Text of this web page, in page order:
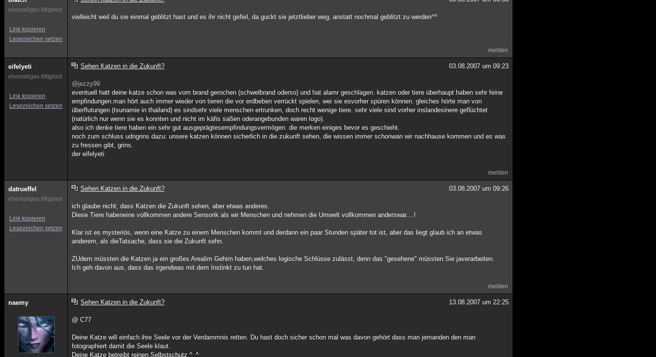
ehemaliges Mitglied
Link kopieren
Lesezeichen setzen
vielleicht weil du sie einmal geblitzt hast und es ihr nicht gefiel, da guckt sie jetztlieber weg, anstatt nochmal geblitzt zu werden^^
melden
eifelyeti
ehemaliges Mitglied
Link kopieren
Lesezeichen setzen
Sehen Katzen in die Zukunft? 03.08.2007 um 09:23
@jezzy99
eventuell hatt deine katze schon was vom brand gerochen (schwelbrand oderso) und hat alamr geschlagen. katzen oder tiere überhaupt haben sehr feine
empfindungen.man hört auch immer wieder von tieren die vor erdbeben verrückt spielen, wei sie esvorher spüren können. gleiches hörte man von
überflutungen (tsunamie in thailand) es sindsehr viele menschen ertrunken, doch recht wenige tiere. sehr viele sind vorher inslandesinere geflüchtet
(natürlich nur wenn sie es konnten und nicht im käfis saßen oderangebunden waren logo).
also ich denke tiere haben ein sehr gut ausgeprägtesempfindungsvermögen. die merken einiges bevor es geschieht.
noch zum schluss udngrins dazu: unsere katzen können sicherlich in die zukunft sehen, die wissen immer schonwan wir nachhause kommen und es was
zu fressen gibt, grins.
der eifelyeti
melden
datrueffel
ehemaliges Mitglied
Link kopieren
Lesezeichen setzen
Sehen Katzen in die Zukunft? 03.08.2007 um 09:26
ich glaube nicht, dass Katzen die Zukunft sehen, aber etwas anderes.
Diese Tiere habeneine vollkommen andere Sensorik als wir Menschen und nehmen die Umwelt vollkommen anderswar....!
Klar ist es mysteriös, wenn eine Katze zu einem Menschen kommt und derdann ein paar Stunden später tot ist, aber das liegt glaub ich an etwas
anderem, als dieTatsache, dass sie die Zukunft sehn.
ZUdem müssten die Katzen ja ein großes Arealim Gehirn haben,welches logische Schlüsse zulässt, denn das "gesehene" müssten Sie javerarbeiten.
Ich geh davon aus, dass das irgendwas mit dem Instinkt zu tun hat.
melden
naemy Sehen Katzen in die Zukunft? 13.08.2007 um 22:25
@ C77
Deine Katze will einfach ihre Seele vor der Verdammnis retten. Du hast doch sicher schon mal was davon gehört dass man jemanden den man
fotographiert damit die Seele klaut.
Deine Katze betreibt reinen Selbstschutz ^_^